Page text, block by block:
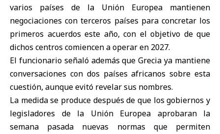
varios países de la Unión Europea mantienen
negociaciones con terceros países para concretar los
primeros acuerdos este año, con el objetivo de que
dichos centros comiencen a operar en 2027.
El funcionario señaló además que Grecia ya mantiene
conversaciones con dos países africanos sobre esta
cuestión, aunque evitó revelar sus nombres.
La medida se produce después de que los gobiernos y
legisladores de la Unión Europea aprobaran la
semana pasada nuevas normas que permiten